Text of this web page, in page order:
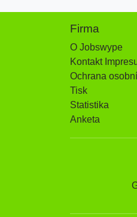
Firma
O Jobswype
Kontakt
Ochrana
Tisk
Statistika
Anketa